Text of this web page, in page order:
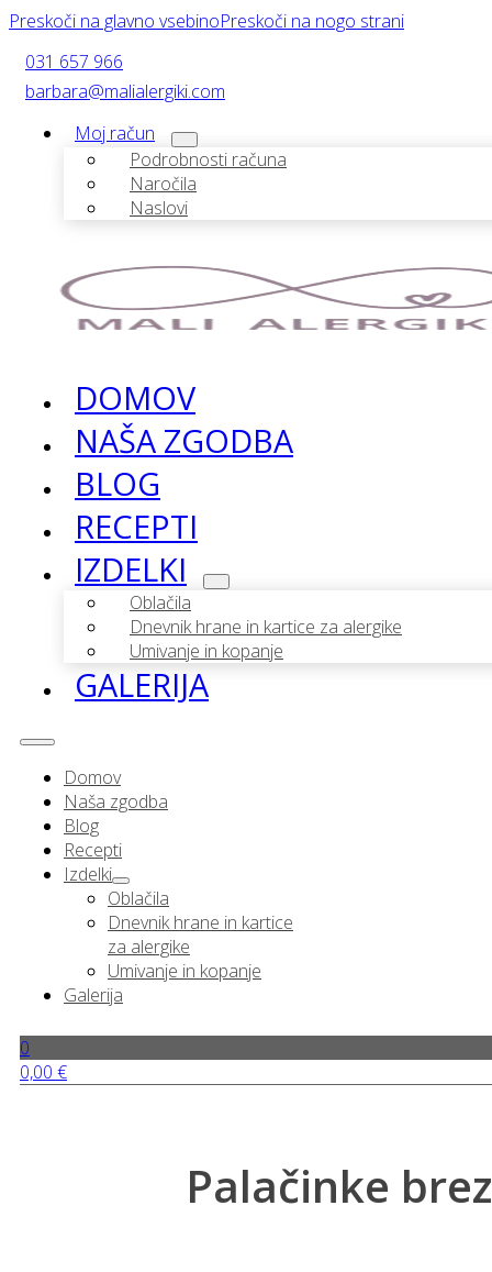
Preskoči na glavno vsebinoPreskoči na nogo strani
031 657 966
barbara@malialergiki.com
Moj račun
Podrobnosti računa
Naročila
Naslovi
DOMOV
NAŠA ZGODBA
BLOG
RECEPTI
IZDELKI
Oblačila
Dnevnik hrane in kartice za alergike
Umivanje in kopanje
GALERIJA
Domov
Naša zgodba
Blog
Recepti
Izdelki
Oblačila
Dnevnik hrane in kartice
za alergike
Umivanje in kopanje
Galerija
0
0,00 €
Palačinke